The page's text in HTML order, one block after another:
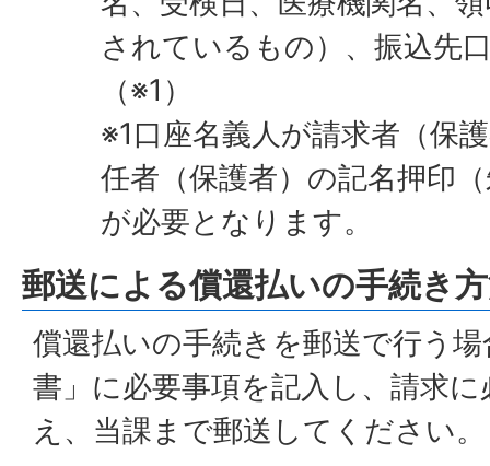
されているもの）、振込先
（※1）
※1口座名義人が請求者（保
任者（保護者）の記名押印
が必要となります。
郵送による償還払いの手続き
償還払いの手続きを郵送で行う
書」に必要事項を記入し、請求
え、当課まで郵送してください。